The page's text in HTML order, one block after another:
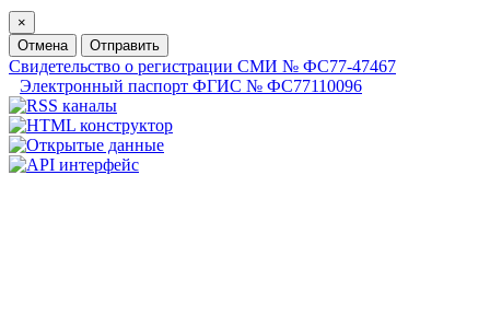
×
Отмена
Отправить
Свидетельство о регистрации СМИ № ФС77-47467
Электронный паспорт ФГИС № ФС77110096